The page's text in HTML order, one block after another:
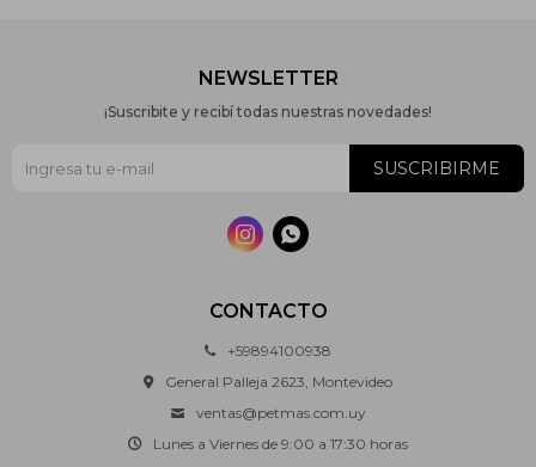
CONTACTO
+59894100938
General Palleja 2623, Montevideo
ventas@petmas.com.uy
Lunes a Viernes de 9:00 a 17:30 horas
NEWSLETTER
¡Suscribite y recibí todas nuestras novedades!
SUSCRIBIRME
 